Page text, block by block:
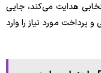
هدایت می‌کند، جایی
پرداخت مورد نیاز را وارد